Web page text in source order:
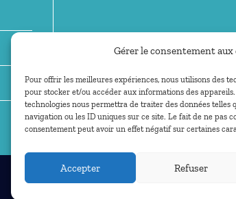
Gérer le consentement aux
Pour offrir les meilleures expériences, nous utilisons des
pour stocker et/ou accéder aux informations des
technologies nous permettra de traiter des données telles
navigation ou les ID uniques sur ce site. Le fait de ne pas
consentement peut avoir un effet négatif sur certaines
Accepter Refuser